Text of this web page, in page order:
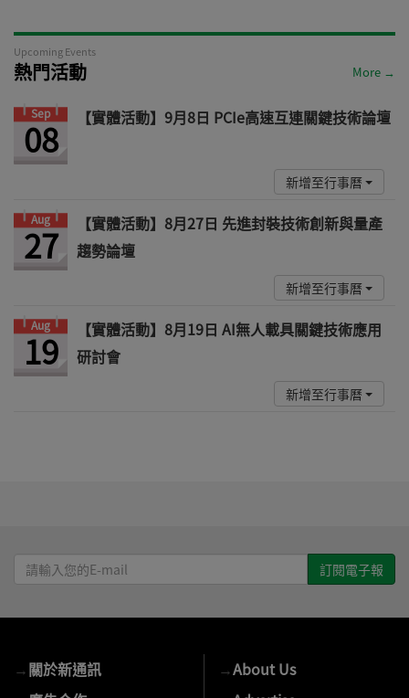
Upcoming Events
熱門活動 More →
Sep
08 【實體活動】9月8日 PCIe高速互連關鍵技術論壇
新增至行事曆
Aug
27
【實體活動】8月27日 先進封裝技術創新與量產
趨勢論壇
新增至行事曆
Aug
19
【實體活動】8月19日 AI無人載具關鍵技術應用
研討會
新增至行事曆
請
輸
E-
→關於新通訊
→About Us